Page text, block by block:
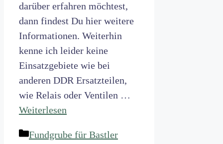
darüber erfahren möchtest,
dann findest Du hier weitere
Informationen. Weiterhin
kenne ich leider keine
Einsatzgebiete wie bei
anderen DDR Ersatzteilen,
wie Relais oder Ventilen …
Weiterlesen
Kategorien
Fundgrube für Bastler